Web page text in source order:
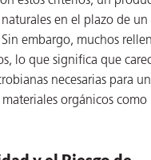
en el plazo de un
embargo, muchos
lo que significa que
necesarias para
orgánicos como